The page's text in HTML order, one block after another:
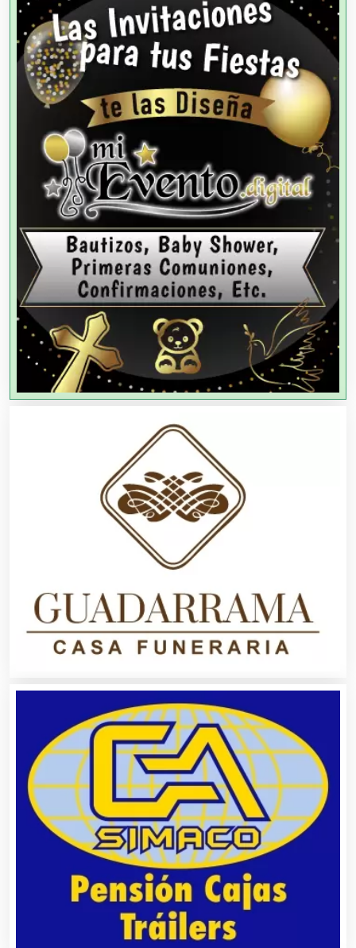
Agencias de Autos
Agencias de Cobranza
Agencias de Colocación
Agencias de Modelos
Agencias de Publicidad
Agencias de Viajes
Agricultores
Agricultura y Ganadería
Agua Purificada
Aire Acondicionado
Alarmas
Albercas
Alimentos
Almacenaje
Alquiler de Autos
Alquiler de Equipos para Fiestas